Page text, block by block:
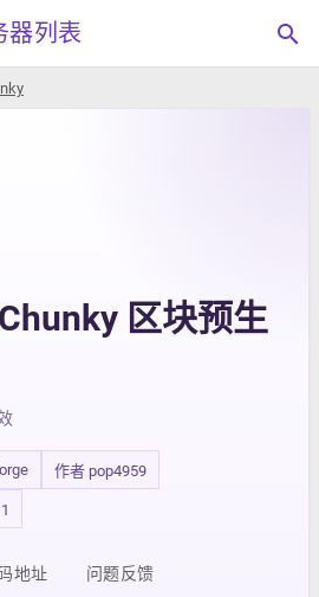
器列表 search
区块预生
作者 pop4959
地址 问题反馈